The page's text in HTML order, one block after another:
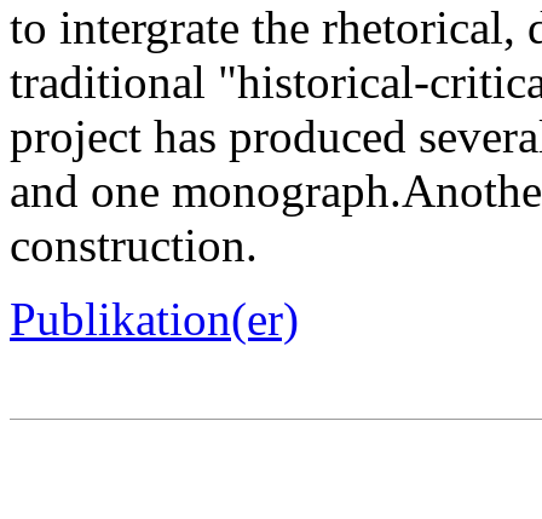
to intergrate the rhetorical,
traditional "historical-
project has produced
and one
construction.
Publikation(er)